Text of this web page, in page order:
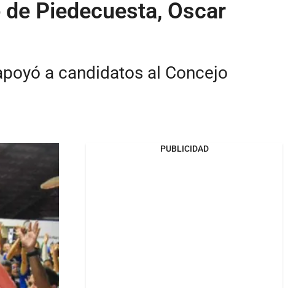
Piedecuesta, Oscar
a candidatos al Concejo
PUBLICIDAD